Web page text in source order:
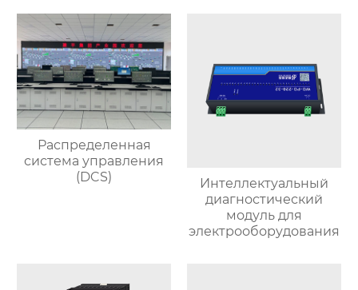
Распределенная
система управления
(DCS)
Интеллектуальный
диагностический
модуль для
электрооборудования